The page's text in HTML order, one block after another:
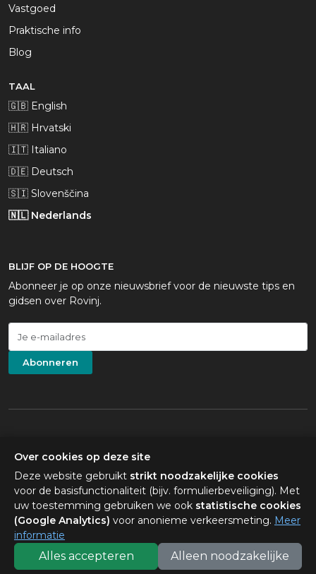
Vastgoed
Praktische info
Blog
TAAL
🇬🇧 English
🇭🇷 Hrvatski
🇮🇹 Italiano
🇩🇪 Deutsch
🇸🇮 Slovenščina
🇳🇱 Nederlands
BLIJF OP DE HOOGTE
Abonneer je op onze nieuwsbrief voor de nieuwste tips en
gidsen over Rovinj.
Abonneren
© Visit Rovinj 2010–2026. Alle rechten voorbehouden.
Photography: original imagery © Kinetic d.o.o.; professional
photography by Island Media
; gelicentieerde stockfoto's van iStock en
Unsplash.
Colofon|Gebruiksvoorwaarden Privacybeleid|Cookies|Partners
Plan je je reis? Vraag me
over stranden, verblijf, eten
en wat er te doen is.
Over cookies op deze site
Deze website gebruikt strikt noodzakelijke cookies
voor de basisfunctionaliteit (bijv. formulierbeveiliging). Met
uw toestemming gebruiken we ook statistische cookies
(Google Analytics) voor anonieme verkeersmeting. Meer
informatie
Alles accepteren Alleen noodzakelijke